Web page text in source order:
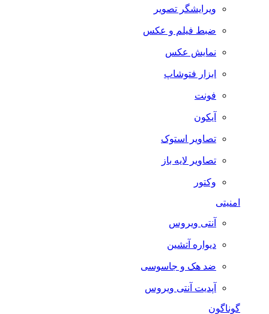
ویرایشگر تصویر
ضبط فيلم و عكس
نمایش عکس
ابزار فتوشاپ
فونت
آیکون
تصاویر استوک
تصاویر لایه باز
وکتور
امنیتی
آنتی ویروس
دیواره آتشین
ضد هک و جاسوسی
آپدیت آنتی ویروس
گوناگون